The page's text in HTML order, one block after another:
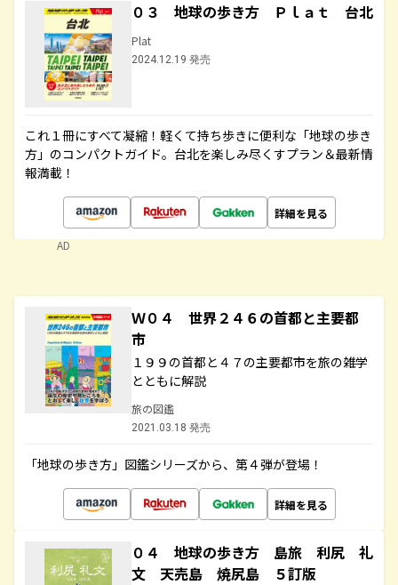
０３ 地球の歩き方 Ｐｌａｔ 台北
Plat
2024.12.19 発売
これ１冊にすべて凝縮！軽くて持ち歩きに便利な「地球の歩き
方」のコンパクトガイド。台北を楽しみ尽くすプラン＆最新情
報満載！
詳細を見る
AD
Ｗ０４ 世界２４６の首都と主要都
市
１９９の首都と４７の主要都市を旅の雑学
とともに解説
旅の図鑑
2021.03.18 発売
「地球の歩き方」図鑑シリーズから、第４弾が登場！
詳細を見る
０４ 地球の歩き方 島旅 利尻 礼
文 天売島 焼尻島 ５訂版